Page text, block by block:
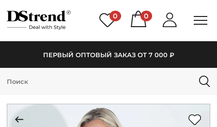
0 0
ПЕРВЫЙ ОПТОВЫЙ ЗАКАЗ ОТ 7 000 ₽
КАТАЛОГ
НОВИНКИ